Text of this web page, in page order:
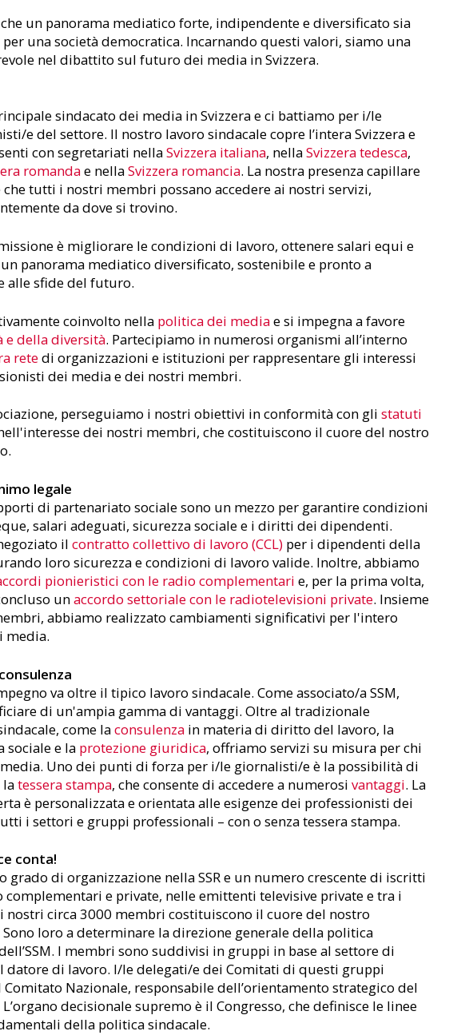
un panorama mediatico forte, indipendente e diversificato sia
per una società democratica. Incarnando questi valori, siamo una
nel dibattito sul futuro dei media in Svizzera.
sindacato dei media in Svizzera e ci battiamo per i/le
e del settore. Il nostro lavoro sindacale copre l’intera Svizzera e
con segretariati nellaSvizzera italiana, nellaSvizzera tedesca,
romandae nellaSvizzera romancia. La nostra presenza capillare
che tutti i nostri membri possano accedere ai nostri servizi,
da dove si trovino.
è migliorare le condizioni di lavoro, ottenere salari equi e
panorama mediatico diversificato, sostenibile e pronto a
alle sfide del futuro.
coinvolto nella politica dei mediae si impegna a favore
e della diversità. Partecipiamo in numerosi organismi all’interno
retedi organizzazioni e istituzioni per rappresentare gli interessi
dei media e dei nostri membri.
perseguiamo i nostri obiettivi in conformità con gli statuti
dei nostri membri, che costituiscono il cuore del nostro
legale
di partenariato sociale sono un mezzo per garantire condizioni
salari adeguati, sicurezza sociale e i diritti dei dipendenti.
il contratto collettivo di lavoro (CCL) per i dipendenti della
loro sicurezza e condizioni di lavoro valide. Inoltre, abbiamo
pionieristici con le radio complementari e, per la prima volta,
unaccordo settoriale con le radiotelevisioni private. Insieme
abbiamo realizzato cambiamenti significativi per l'intero
media.
va oltre il tipico lavoro sindacale. Come associato/a SSM,
di un'ampia gamma di vantaggi. Oltre al tradizionale
come laconsulenza in materia di diritto del lavoro, la
sociale e la protezione giuridica, offriamo servizi su misura per chi
Uno dei punti di forza per i/le giornalisti/e è la possibilità di
latessera stampa, che consente di accedere a numerosi vantaggi. La
è personalizzata e orientata alle esigenze dei professionisti dei
i settori e gruppi professionali – con o senza tessera stampa.
conta!
grado di organizzazione nella SSR e un numero crescente di iscritti
complementari e private, nelle emittenti televisive private e tra i
nostri circa 3000 membri costituiscono il cuore del nostro
loro a determinare la direzione generale della politica
I membri sono suddivisi in gruppi in base al settore di
datore di lavoro. I/le delegati/e dei Comitati di questi gruppi
Nazionale, responsabile dell’orientamento strategico del
decisionale supremo è il Congresso, che definisce le linee
della politica sindacale.